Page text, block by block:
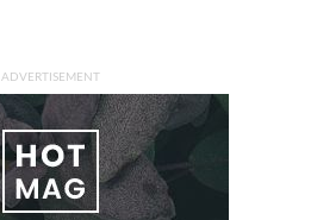
ADVERTISEMENT